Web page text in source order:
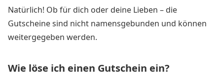
Natürlich! Ob für dich oder deine Lieben – die
Gutscheine sind nicht namensgebunden und können
weitergegeben werden.
Wie löse ich einen Gutschein ein?